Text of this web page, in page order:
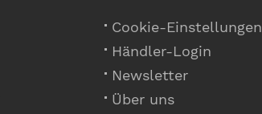
Cookie-Einstellungen
Händler-Login
Newsletter
Über uns